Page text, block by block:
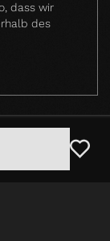
dass wir
des